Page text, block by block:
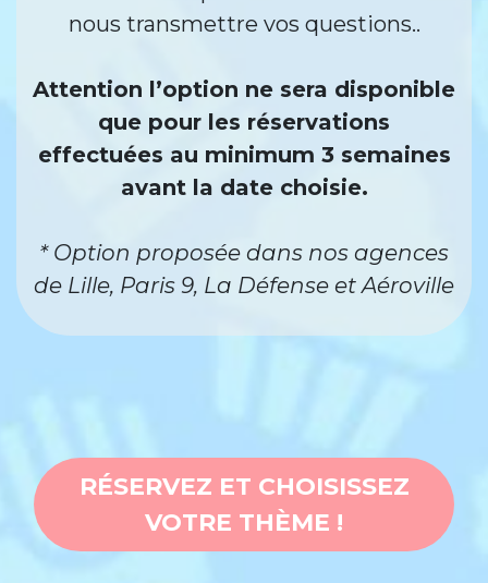
nous transmettre vos questions..
Attention l’option ne sera disponible
que pour les réservations
effectuées au minimum 3 semaines
avant la date choisie.
* Option proposée dans nos agences
de Lille, Paris 9, La Défense et Aéroville
RÉSERVEZ ET CHOISISSEZ
VOTRE THÈME !